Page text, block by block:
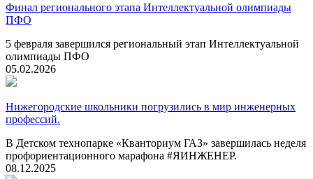
Финал регионального этапа Интеллектуальной олимпиады
ПФО
5 февраля завершился региональный этап Интеллектуальной
олимпиады ПФО
05.02.2026
Нижегородские школьники погрузились в мир инженерных
профессий.
В Детском технопарке «Кванториум ГАЗ» завершилась неделя
профориентационного марафона #ЯИНЖЕНЕР.
08.12.2025